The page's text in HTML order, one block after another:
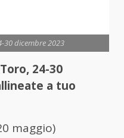
30 dicembre 2023
24-30
a tuo
maggio)